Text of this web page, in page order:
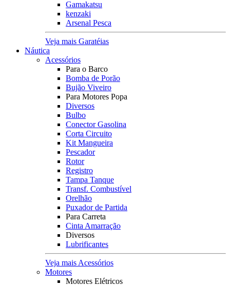
Gamakatsu
kenzaki
Arsenal Pesca
Veja mais Garatéias
Náutica
Acessórios
Para o Barco
Bomba de Porão
Bujão Viveiro
Para Motores Popa
Diversos
Bulbo
Conector Gasolina
Corta Circuito
Kit Mangueira
Pescador
Rotor
Registro
Tampa Tanque
Transf. Combustível
Orelhão
Puxador de Partida
Para Carreta
Cinta Amarração
Diversos
Lubrificantes
Veja mais Acessórios
Motores
Motores Elétricos